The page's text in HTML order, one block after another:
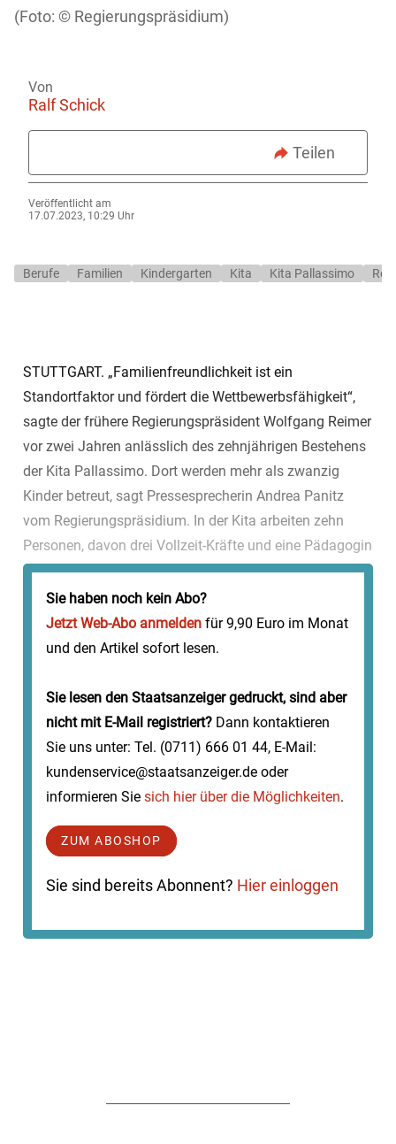
Regierungspräsidium)
Von
Ralf Schick
Teilen
Veröffentlicht am
17.07.2023, 10:29 Uhr
Berufe Familien Kindergarten Kita Kita Pallassimo
STUTTGART. „Familienfreundlichkeit ist ein
Standortfaktor und fördert die Wettbewerbsfähigkeit“,
sagte der frühere Regierungspräsident Wolfgang Reimer
vor zwei Jahren anlässlich des zehnjährigen Bestehens
der Kita Pallassimo. Dort werden mehr als zwanzig
Kinder betreut, sagt Pressesprecherin Andrea Panitz
vom Regierungspräsidium. In der Kita arbeiten zehn
Personen, davon drei Vollzeit-Kräfte und eine Pädagogin
auf 65 Prozent in Teilzeit, zwei Fachschüler im zweiten
und dritten Lehr...
Sie haben noch kein Abo?
Jetzt Web-Abo anmelden für 9,90 Euro im Monat
und den Artikel sofort lesen.
Sie lesen den Staatsanzeiger gedruckt, sind aber
nicht mit E-Mail registriert? Dann kontaktieren
Sie uns unter: Tel. (0711) 666 01 44, E-Mail:
kundenservice@staatsanzeiger.de oder
informieren Sie sich hier über die Möglichkeiten.
ZUM ABOSHOP
Sie sind bereits Abonnent? Hier einloggen